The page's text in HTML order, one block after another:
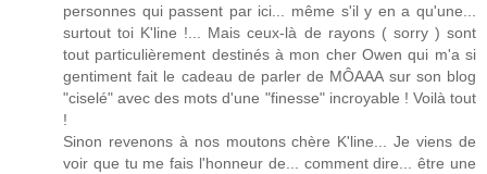
personnes qui passent par ici... même s'il y en a qu'une...
surtout toi K'line !... Mais ceux-là de rayons ( sorry ) sont
tout particulièrement destinés à mon cher Owen qui m'a si
gentiment fait le cadeau de parler de MÔAAA sur son blog
"ciselé" avec des mots d'une "finesse" incroyable ! Voilà tout
!
Sinon revenons à nos moutons chère K'line... Je viens de
voir que tu me fais l'honneur de... comment dire... être une